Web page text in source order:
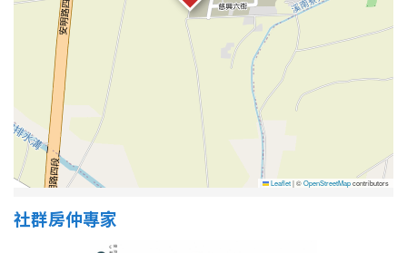
不拘
5 年以下
5-10 年 10-20 年
20-30 年 30-40 年
40 年以上
Leaflet|©OpenStreetMapcontributors
社群房仲專家